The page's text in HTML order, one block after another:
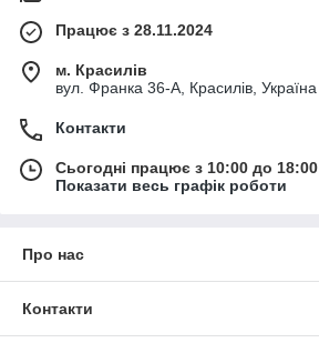
Працює з 28.11.2024
м. Красилів
вул. Франка 36-А, Красилів, Україна
Контакти
Сьогодні працює з 10:00 до 18:00
Показати весь графік роботи
Про нас
Контакти